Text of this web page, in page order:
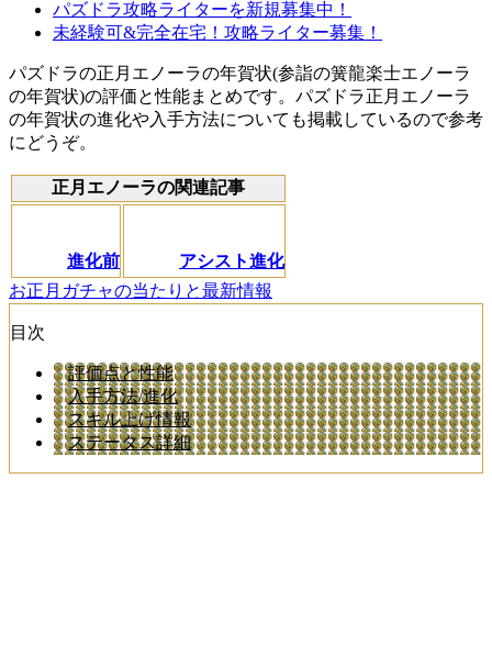
パズドラ攻略ライターを新規募集中！
未経験可&完全在宅！攻略ライター募集！
パズドラの正月エノーラの年賀状(参詣の簧龍楽士エノーラ
の年賀状)の評価と性能まとめです。パズドラ正月エノーラ
の年賀状の進化や入手方法についても掲載しているので参考
にどうぞ。
正月エノーラの関連記事
進化前
アシスト進化
お正月ガチャの当たりと最新情報
目次
評価点と性能
入手方法/進化
スキル上げ情報
ステータス詳細